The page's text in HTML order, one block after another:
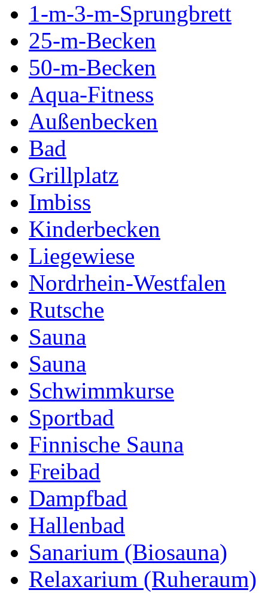
1-m-3-m-Sprungbrett
25-m-Becken
50-m-Becken
Aqua-Fitness
Außenbecken
Bad
Grillplatz
Imbiss
Kinderbecken
Liegewiese
Nordrhein-Westfalen
Rutsche
Sauna
Sauna
Schwimmkurse
Sportbad
Finnische Sauna
Freibad
Dampfbad
Hallenbad
Sanarium (Biosauna)
Relaxarium (Ruheraum)